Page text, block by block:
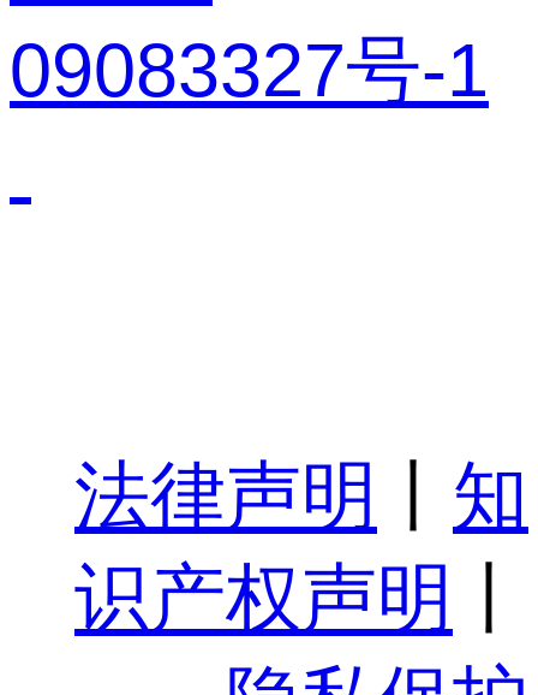
09083327号-1
法律声明
知
识产权声明